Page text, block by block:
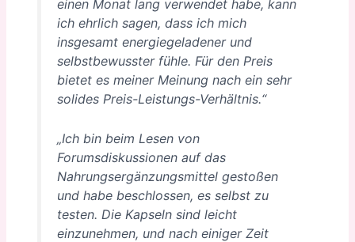
einen Monat lang verwendet habe, kann
ich ehrlich sagen, dass ich mich
insgesamt energiegeladener und
selbstbewusster fühle. Für den Preis
bietet es meiner Meinung nach ein sehr
solides Preis-Leistungs-Verhältnis.“
„Ich bin beim Lesen von
Forumsdiskussionen auf das
Nahrungsergänzungsmittel gestoßen
und habe beschlossen, es selbst zu
testen. Die Kapseln sind leicht
einzunehmen, und nach einiger Zeit